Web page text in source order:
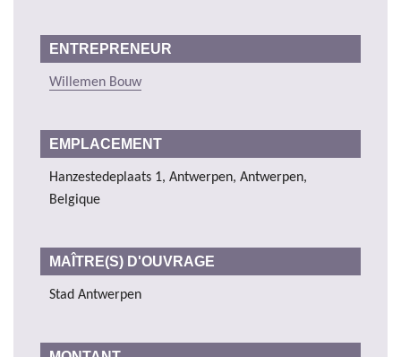
ENTREPRENEUR
Willemen Bouw
EMPLACEMENT
Hanzestedeplaats 1, Antwerpen, Antwerpen,
Belgique
MAÎTRE(S) D'OUVRAGE
Stad Antwerpen